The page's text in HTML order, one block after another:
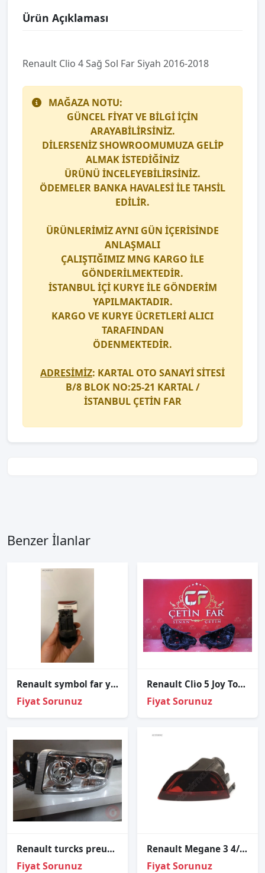
Ürün Açıklaması
Renault Clio 4 Sağ Sol Far Siyah 2016-2018
MAĞAZA NOTU:
GÜNCEL FİYAT VE BİLGİ İÇİN
ARAYABİLİRSİNİZ.
DİLERSENİZ SHOWROOMUMUZA GELİP
ALMAK İSTEDİĞİNİZ
ÜRÜNÜ İNCELEYEBİLİRSİNİZ.
ÖDEMELER BANKA HAVALESİ İLE TAHSİL
EDİLİR.
ÜRÜNLERİMİZ AYNI GÜN İÇERİSİNDE
ANLAŞMALI
ÇALIŞTIĞIMIZ MNG KARGO İLE
GÖNDERİLMEKTEDİR.
İSTANBUL İÇİ KURYE İLE GÖNDERİM
YAPILMAKTADIR.
KARGO VE KURYE ÜCRETLERİ ALICI
TARAFINDAN
ÖDENMEKTEDİR.
ADRESİMİZ: KARTAL OTO SANAYİ SİTESİ
B/8 BLOK NO:25-21 KARTAL /
İSTANBUL ÇETİN FAR
Benzer İlanlar
Renault symbol far yükseklik ayar düğmesi
Fiyat Sorunuz
Renault Cli̇o 5 Joy Touch İcon Sağ Sol Far Kasasi 2020-2023
Fiyat Sorunuz
Renault turcks preumim sol far sıfır orjinal
Fiyat Sorunuz
Renault Megane 3 4/5 Kapı Arka Tampon Sis Lambası Sol
Fiyat Sorunuz